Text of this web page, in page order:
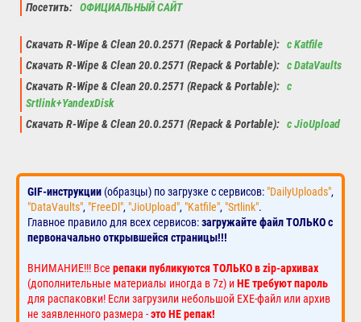
Посетить: ОФИЦИАЛЬНЫЙ САЙТ
Скачать R-Wipe & Clean 20.0.2571 (Repack & Portable): с Katfile
Скачать R-Wipe & Clean 20.0.2571 (Repack & Portable): с DataVaults
Скачать R-Wipe & Clean 20.0.2571 (Repack & Portable): с
Srtlink+YandexDisk
Скачать R-Wipe & Clean 20.0.2571 (Repack & Portable): с JioUpload
GIF-инструкции (образцы) по загрузке с сервисов: "DailyUploads",
"DataVaults", "FreeDl", "JioUpload", "Katfile", "Srtlink".
Главное правило для всех сервисов:загружайте файл ТОЛЬКО с
первоначально открывшейся страницы!!!
ВНИМАНИЕ!!! Все репаки публикуются ТОЛЬКО в zip-архивах
(дополнительные материалы иногда в 7z) иНЕ требуют пароль
для распаковки! Если загрузили небольшой EXE-файл или архив
не заявленного размера -это НЕ репак!